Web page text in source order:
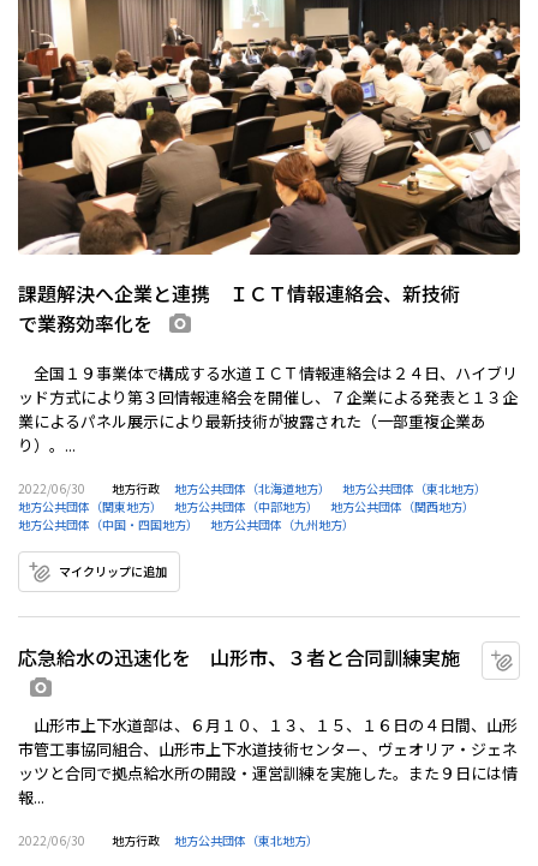
課題解決へ企業と連携 ＩＣＴ情報連絡会、新技術
で業務効率化を
全国１９事業体で構成する水道ＩＣＴ情報連絡会は２４日、ハイブリ
ッド方式により第３回情報連絡会を開催し、７企業による発表と１３企
業によるパネル展示により最新技術が披露された（一部重複企業あ
り）。...
2022/06/30 地方行政 地方公共団体（北海道地方）
地方公共団体（東北地方）
地方公共団体（関東地方）
地方公共団体（中部地方）
地方公共団体（関西地方）
地方公共団体（中国・四国地方）
地方公共団体（九州地方）
マイクリップに追加
応急給水の迅速化を 山形市、３者と合同訓練実施
山形市上下水道部は、６月１０、１３、１５、１６日の４日間、山形
市管工事協同組合、山形市上下水道技術センター、ヴェオリア・ジェネ
ッツと合同で拠点給水所の開設・運営訓練を実施した。また９日には情
報...
2022/06/30 地方行政 地方公共団体（東北地方）